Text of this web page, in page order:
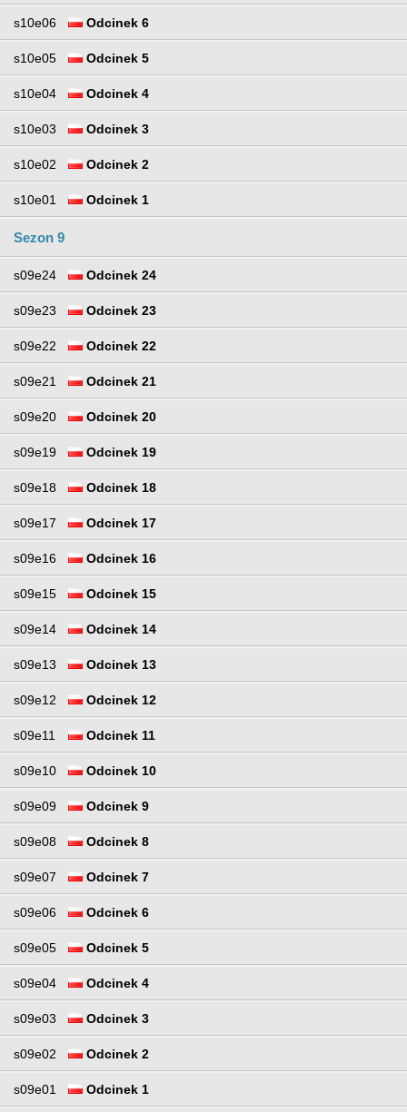
s10e06 Odcinek 6
s10e05 Odcinek 5
s10e04 Odcinek 4
s10e03 Odcinek 3
s10e02 Odcinek 2
s10e01 Odcinek 1
Sezon 9
s09e24 Odcinek 24
s09e23 Odcinek 23
s09e22 Odcinek 22
s09e21 Odcinek 21
s09e20 Odcinek 20
s09e19 Odcinek 19
s09e18 Odcinek 18
s09e17 Odcinek 17
s09e16 Odcinek 16
s09e15 Odcinek 15
s09e14 Odcinek 14
s09e13 Odcinek 13
s09e12 Odcinek 12
s09e11 Odcinek 11
s09e10 Odcinek 10
s09e09 Odcinek 9
s09e08 Odcinek 8
s09e07 Odcinek 7
s09e06 Odcinek 6
s09e05 Odcinek 5
s09e04 Odcinek 4
s09e03 Odcinek 3
s09e02 Odcinek 2
s09e01 Odcinek 1